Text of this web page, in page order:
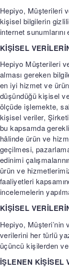
Hepiyo, Müşterileri
kişisel bilgilerin
internet
KİŞİSEL
Hepiyo Müşterileri
alması gereken
en iyi hizmet ve
düşündüğü kişisel
ölçüde işlemekte,
kişisel veriler,
bu kapsamda gerekli
hâlinde ürün ve
geçilmesi,
edinimi
ürün ve
faaliyetleri
incelemelerin
KİŞİSEL
Hepiyo, Müşteri’nin
verilerini her türlü
üçüncü kişilerden
İŞLENEN KİŞİSEL